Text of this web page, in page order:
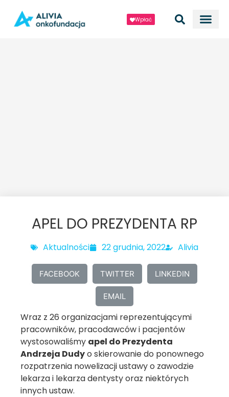
Wpłać
APEL DO PREZYDENTA RP
Aktualności 22 grudnia, 2022 Alivia
FACEBOOK TWITTER LINKEDIN
EMAIL
Wraz z 26 organizacjami reprezentującymi
pracowników, pracodawców i pacjentów
wystosowaliśmy apel do Prezydenta
Andrzeja Dudyo skierowanie do ponownego
rozpatrzenia nowelizacji ustawy o zawodzie
lekarza i lekarza dentysty oraz niektórych
innych ustaw.